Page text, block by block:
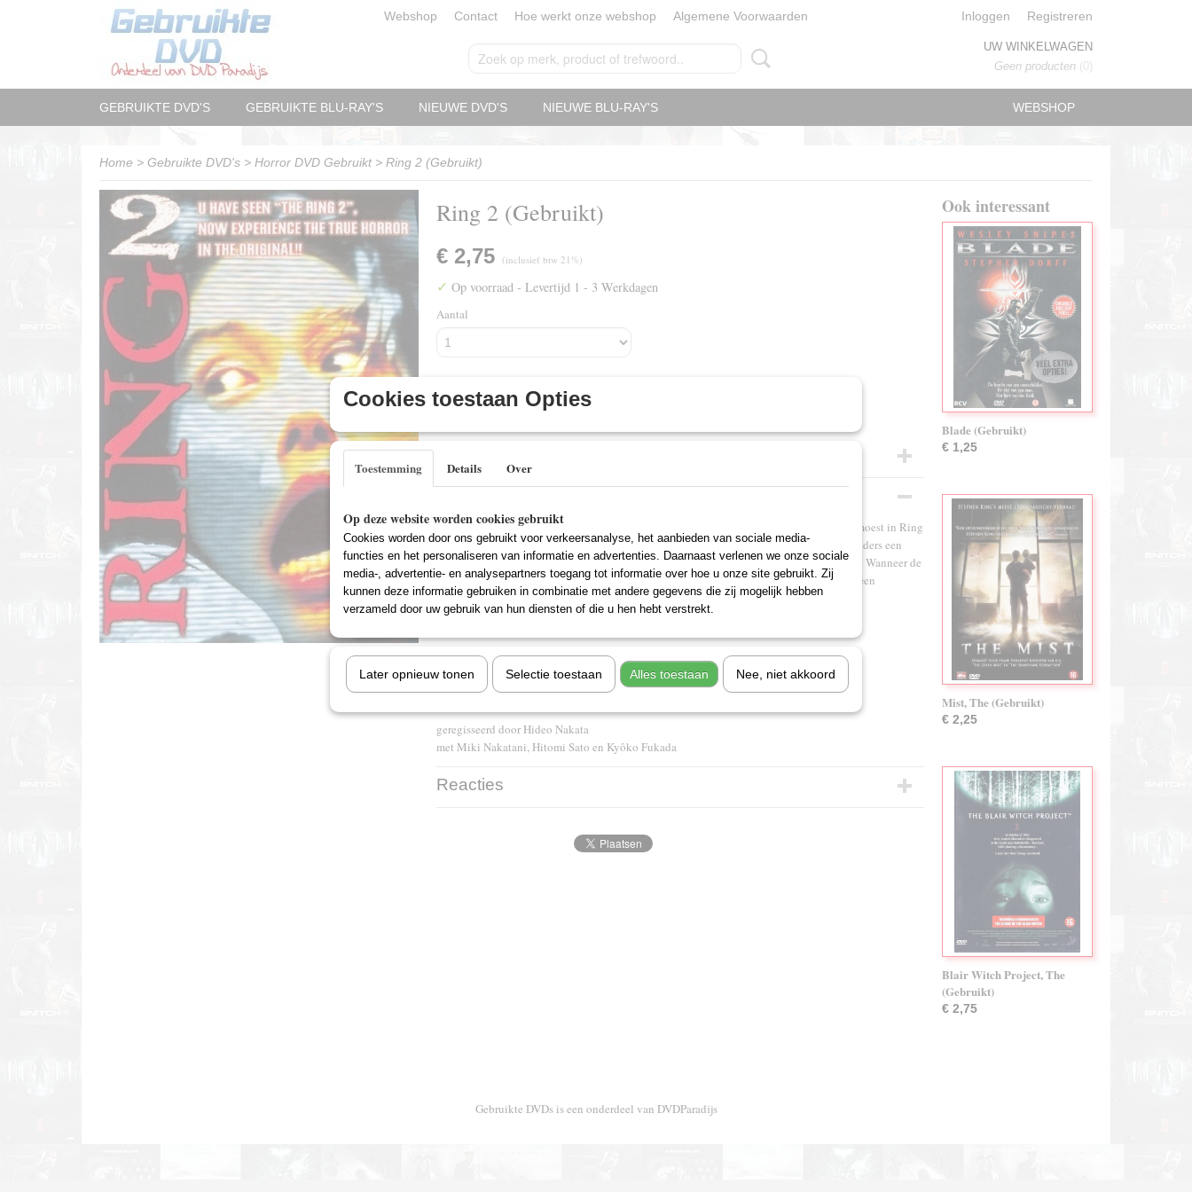
Webshop Contact Hoe werkt onze webshop Algemene Voorwaarden Inloggen Registreren
UW WINKELWAGEN
Geen producten (0)
WEBSHOP
GEBRUIKTE DVD'S GEBRUIKTE BLU-RAY'S NIEUWE DVD'S NIEUWE BLU-RAY'S
Home > Gebruikte DVD's > Horror DVD Gebruikt > Ring 2 (Gebruikt)
Ring 2 (Gebruikt)
€ 2,75 (inclusief btw 21%)
✓ Op voorraad - Levertijd 1 - 3 Werkdagen
Aantal
IN WINKELWAGEN
EAN code 8715664009284
Een mysterieuze videoband. Wie ernaar kijkt, sterft binnen een week. Journaliste Reiko moest in Ring
1 haar nieuwsgierigheid bekopen met de dood van haar ex-man. Nu probeert ze ergens anders een
nieuw leven te beginnen met haar zoontje Yoichi. Maar de vloek blijft haar achtervolgen. Wanneer de
videotape wederom opduikt en de eerste doden vallen, wordt Reiko geconfronteerd met een
verschrikkelijk geheim.
Titel: Ring 2 (1999)
Horror / Mystery
geregisseerd door Hideo Nakata
met Miki Nakatani, Hitomi Sato en Kyôko Fukada
Reacties
Ook interessant
Blade (Gebruikt)
€ 1,25
Mist, The (Gebruikt)
€ 2,25
Blair Witch Project, The
(Gebruikt)
€ 2,75
Gebruikte DVDs is een onderdeel van DVDParadijs
Cookies toestaan Opties
Toestemming Details Over
Op deze website worden cookies gebruikt
Cookies worden door ons gebruikt voor verkeersanalyse, het aanbieden van sociale media-
functies en het personaliseren van informatie en advertenties. Daarnaast verlenen we onze sociale
media-, advertentie- en analysepartners toegang tot informatie over hoe u onze site gebruikt. Zij
kunnen deze informatie gebruiken in combinatie met andere gegevens die zij mogelijk hebben
verzameld door uw gebruik van hun diensten of die u hen hebt verstrekt.
Later opnieuw tonen Selectie toestaan Alles toestaan Nee, niet akkoord